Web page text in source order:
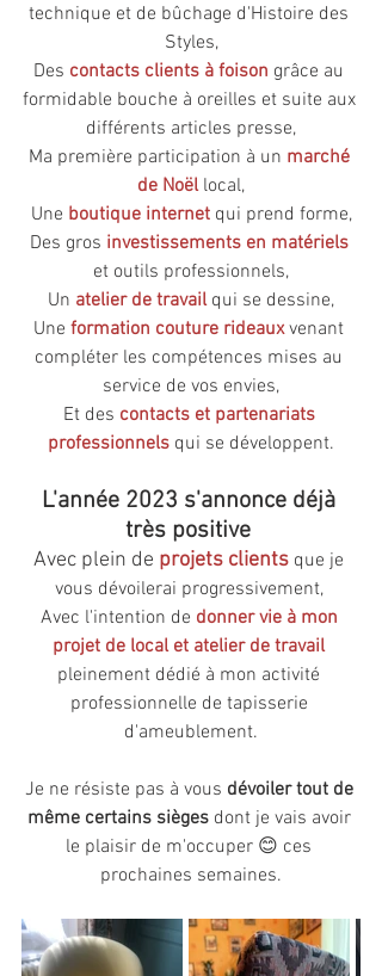
technique et de bûchage d'Histoire des
Styles,
Des contacts clients à foison grâce au
formidable bouche à oreilles et suite aux
différents articles presse,
Ma première participation à un marché
de Noël local,
Une boutique internet qui prend forme,
Des gros investissements en matériels
et outils professionnels,
Un atelier de travail qui se dessine,
Une formation couture rideaux venant
compléter les compétences mises au
service de vos envies,
Et des contacts et partenariats
professionnels qui se développent.
L'année 2023 s'annonce déjà
très positive
Avec plein de projets clients que je
vous dévoilerai progressivement,
Avec l'intention de donner vie à mon
projet de local et atelier de travail
pleinement dédié à mon activité
professionnelle de tapisserie
d'ameublement.
Je ne résiste pas à vous dévoiler tout de
même certains sièges dont je vais avoir
le plaisir de m'occuper 😊 ces
prochaines semaines.